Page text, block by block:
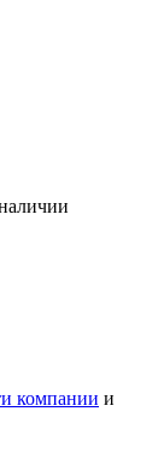
компании и